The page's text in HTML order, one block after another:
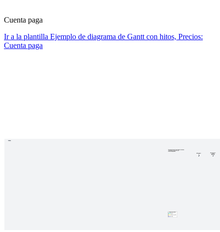
Cuenta paga
Ir a la plantilla Ejemplo de diagrama de Gantt con hitos, Precios:
Cuenta paga